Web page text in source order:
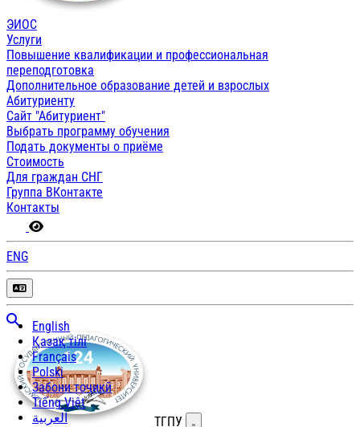
ЭИОС
Услуги
Повышение квалификации и профессиональная
переподготовка
Дополнительное образование детей и взрослых
Абитуриенту
Сайт "Абитуриент"
Выбрать программу обучения
Подать документы о приёме
Стоимость
Для граждан СНГ
Группа ВКонтакте
Контакты
ENG
English
Қазақ тілі
Français
Polski
Забони тоҷикӣ
Tiếng Việt
العربية
ТГПУ Открыть меню